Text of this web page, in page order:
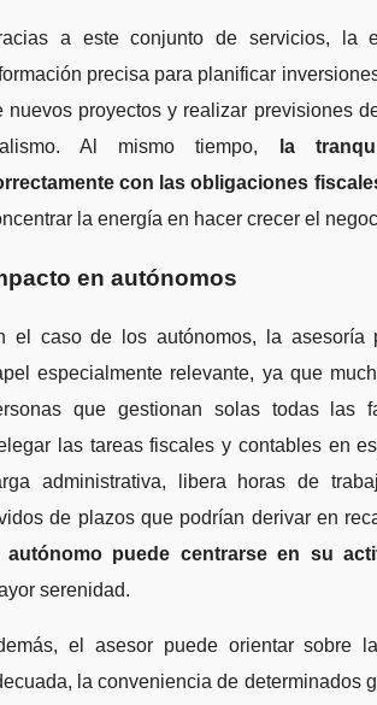
a este conjunto de servicios, la
precisa para planificar
nuevos proyectos y realizar previsiones
Al mismo tiempo,
la
con las obligaciones
la energía en hacer crecer el
en autónomos
el caso de los autónomos, la asesoría
especialmente relevante, ya que
que gestionan solas todas las
las tareas fiscales y contables en
administrativa, libera horas de
de plazos que podrían derivar en
autónomo puede centrarse en su
serenidad.
el asesor puede orientar sobre
la conveniencia de determinados